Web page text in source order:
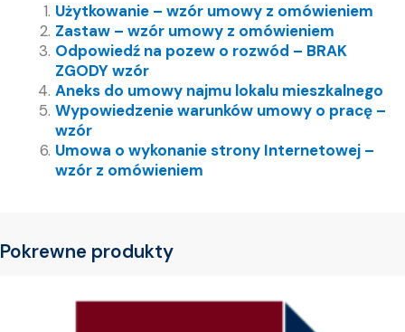
Użytkowanie – wzór umowy z omówieniem
Zastaw – wzór umowy z omówieniem
Odpowiedź na pozew o rozwód – BRAK
ZGODY wzór
Aneks do umowy najmu lokalu mieszkalnego
Wypowiedzenie warunków umowy o pracę –
wzór
Umowa o wykonanie strony Internetowej –
wzór z omówieniem
Pokrewne produkty